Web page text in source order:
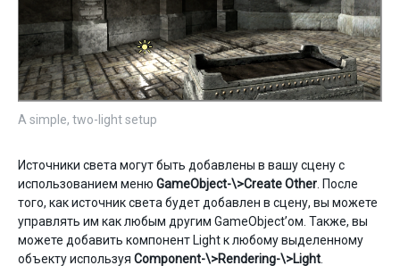
A simple, two-light setup
Источники света могут быть добавлены в вашу сцену с
использованием меню GameObject-\>Create Other . После
того, как источник света будет добавлен в сцену, вы можете
управлять им как любым другим GameObject’ом. Также, вы
можете добавить компонент Light к любому выделенному
объекту используя Component-\>Rendering-\>Light